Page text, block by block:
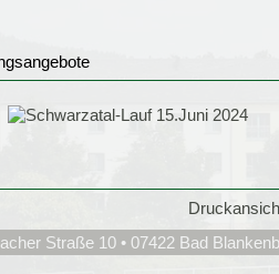
Straße 10 • 07422 Bad